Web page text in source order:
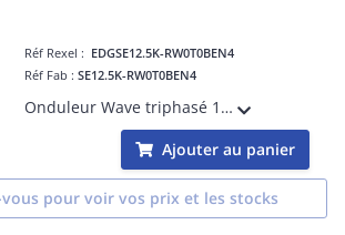
Réf Rexel : EDGSE12.5K-RW0T0BEN4
Réf Fab :SE12.5K-RW0T0BEN4
Onduleur Wave triphasé 12.5kVA, gamme Résidentielle, compatible avec l'écosystème de SolarEdge : Chargeur de VE, et appareils de domotique.
Ajouter au panier
vous pour voir vos prix et les stocks